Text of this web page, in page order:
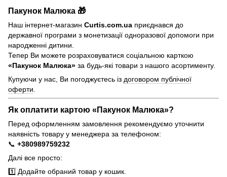
Пакунок Малюка 🎁
Наш інтернет-магазин Curtis.com.ua приєднався до
державної програми з монетизації одноразової допомоги при
народженні дитини.
Тепер Ви можете розраховуватися соціальною карткою
«Пакунок Малюка» за будь-які товари з нашого асортименту.
Купуючи у нас, Ви погоджуєтесь із договором публічної
оферти.
Як оплатити картою «Пакунок Малюка»?
Перед оформленням замовлення рекомендуємо уточнити
наявність товару у менеджера за телефоном:
📞 +380989759232
Далі все просто:
1️⃣ Додайте обраний товар у кошик.